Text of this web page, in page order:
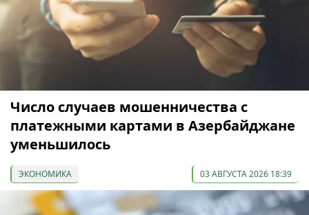
Число случаев мошенничества с
платежными картами в Азербайджане
уменьшилось
ЭКОНОМИКА 03 АВГУСТА 2026 18:39